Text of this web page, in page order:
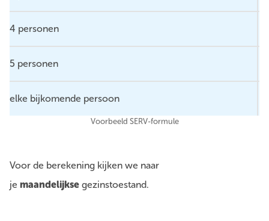
4 personen
5 personen
elke bijkomende persoon
Voorbeeld SERV-formule
Voor de berekening kijken we naar
je maandelijkse gezinstoestand.